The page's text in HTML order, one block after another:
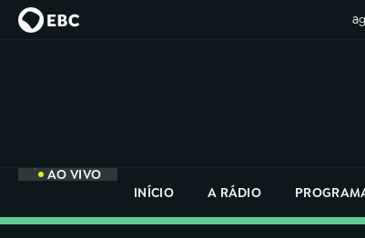
AO VIVO
INÍCIO
A RÁDIO